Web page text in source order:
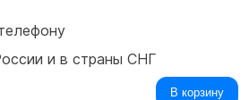
и в страны СНГ
В корзину